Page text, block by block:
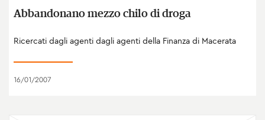
Abbandonano mezzo chilo di droga
Ricercati dagli agenti dagli agenti della Finanza di Macerata
16/01/2007